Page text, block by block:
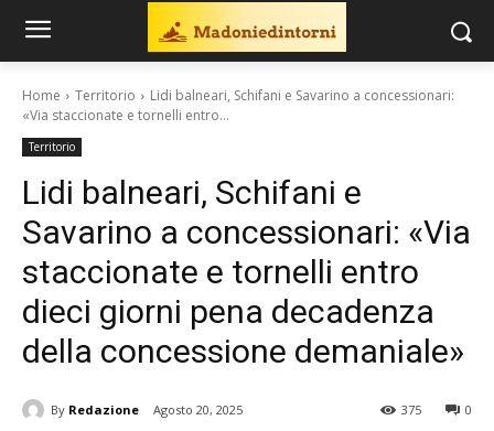
Home Territorio
Lidi balneari, Schifani e Savarino a concessionari:
«Via staccionate e tornelli entro...
Territorio
Lidi balneari, Schifani e
Savarino a concessionari: «Via
staccionate e tornelli entro
dieci giorni pena decadenza
della concessione demaniale»
By Redazione Agosto 20, 2025 0
375